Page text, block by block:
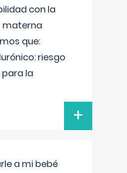
con la
materna
que:
riesgo
la
+
a mi bebé